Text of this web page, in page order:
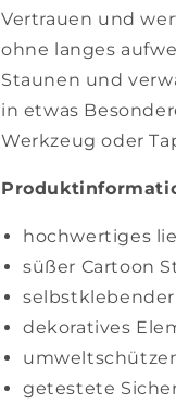
Vertrauen und
ohne langes
Staunen und
in etwas
Werkzeug oder
hochwertiges
süßer Cartoon
dekoratives
getestete